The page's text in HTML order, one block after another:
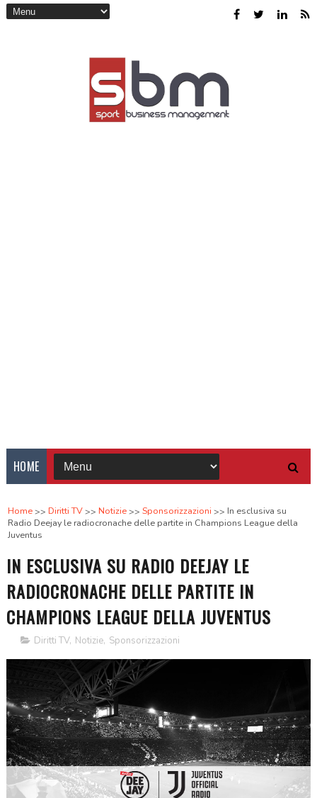
HOME
Home Diritti TV Notizie Sponsorizzazioni
In esclusiva su
Radio Deejay le radiocronache delle partite in Champions League della
Juventus
IN ESCLUSIVA SU RADIO DEEJAY LE
RADIOCRONACHE DELLE PARTITE IN
CHAMPIONS LEAGUE DELLA JUVENTUS
Diritti TV, Notizie, Sponsorizzazioni